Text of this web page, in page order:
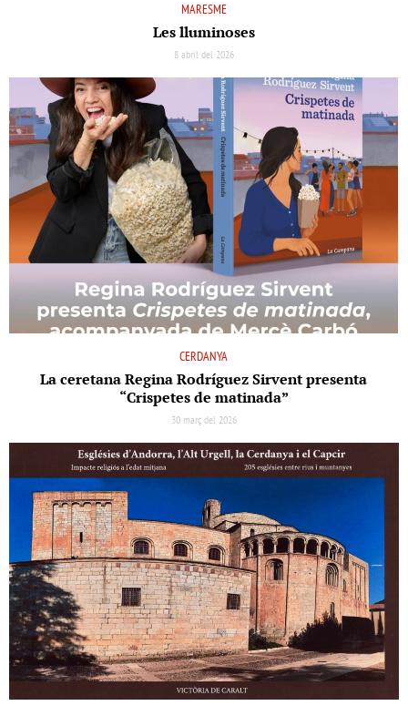
MARESME
Les lluminoses
8 abril del 2026
CERDANYA
La ceretana Regina Rodríguez Sirvent presenta
“Crispetes de matinada”
30 març del 2026